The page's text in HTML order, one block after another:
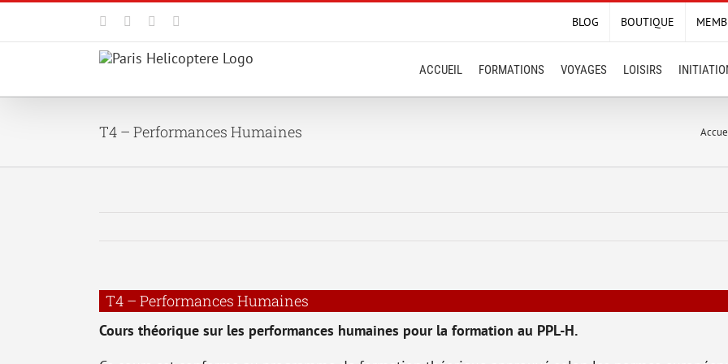
Passer
contenu
Facebook YouTube BLOG BOUTIQUE
ACCUEIL FORMATIONS VOYAGES LOISIRS
T4 – Performances Humaines
T4 – Performances Humaines
Cours théorique sur les performances humaines pour la formation au PPL-H.